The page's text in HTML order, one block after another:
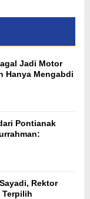
Jadi Motor
Hanya Mengabdi
Pontianak
Rektor
Terpilih